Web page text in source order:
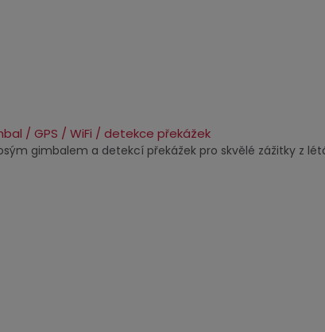
/ GPS / WiFi / detekce překážek
gimbalem a detekcí překážek pro skvělé zážitky z